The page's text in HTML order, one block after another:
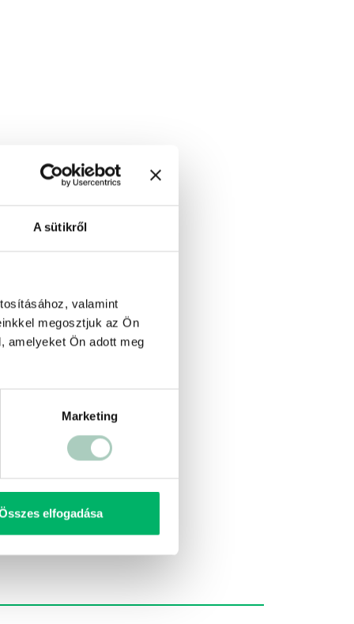
A sütikről
valamint
megosztjuk az Ön
amelyeket Ön adott meg
Marketing
elfogadása